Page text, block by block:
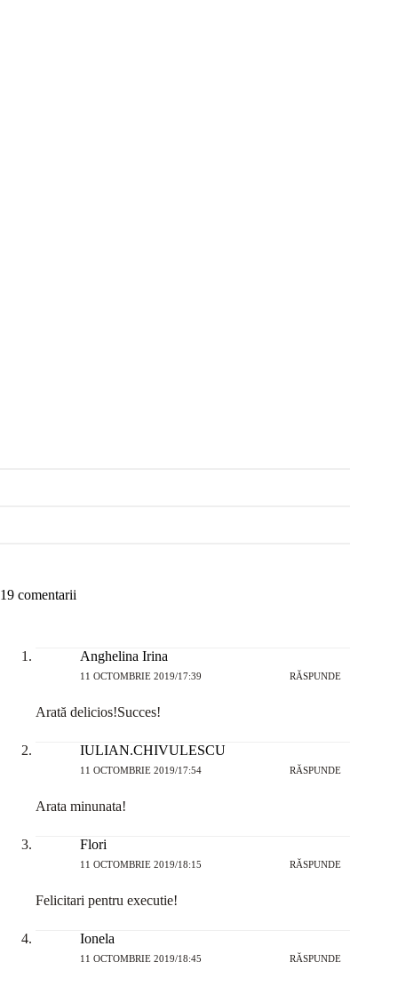
19 comentarii
Anghelina Irina
11 OCTOMBRIE 2019/17:39 RĂSPUNDE
Arată delicios!Succes!
IULIAN.CHIVULESCU
11 OCTOMBRIE 2019/17:54 RĂSPUNDE
Arata minunata!
Flori
11 OCTOMBRIE 2019/18:15 RĂSPUNDE
Felicitari pentru executie!
Ionela
11 OCTOMBRIE 2019/18:45 RĂSPUNDE